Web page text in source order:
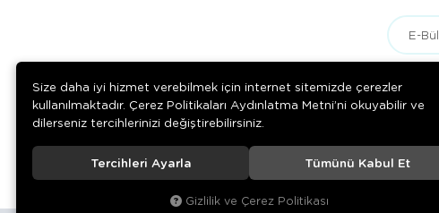
© 2020Rengarenk Pet Shop. Tüm hakları saklıdır.
Size daha iyi hizmet verebilmek için internet sitemizde çerezler
kullanılmaktadır. Çerez Politikaları Aydınlatma Metni’ni okuyabilir ve
dilerseniz tercihlerinizi değiştirebilirsiniz.
Tercihleri Ayarla Tümünü Kabul Et
Gizlilik ve Çerez Politikası